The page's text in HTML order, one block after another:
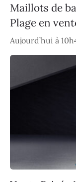
Maillots de
Plage en
Aujourd’hui à